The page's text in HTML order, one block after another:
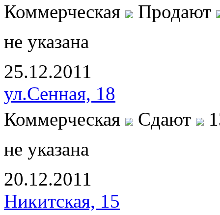
Коммерческая
Продают
не указана
25.12.2011
ул.Сенная, 18
Коммерческая
Сдают
не указана
20.12.2011
Никитская, 15